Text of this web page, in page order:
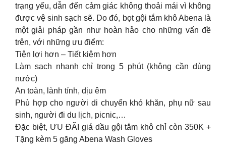
trạng yếu, dẫn đến cảm giác không thoải mái vì không
được vệ sinh sạch sẽ. Do đó, bọt gội tắm khô Abena là
một giải pháp gần như hoàn hảo cho những vấn đề
trên, với những ưu điểm:
Tiện lợi hơn – Tiết kiệm hơn
Làm sạch nhanh chỉ trong 5 phút (không cần dùng
nước)
An toàn, lành tính, dịu êm
Phù hợp cho người di chuyển khó khăn, phụ nữ sau
sinh, người đi du lịch, picnic,…
Đặc biệt, ƯU ĐÃI giá dầu gội tắm khô chỉ còn 350K +
Tặng kèm 5 găng Abena Wash Gloves